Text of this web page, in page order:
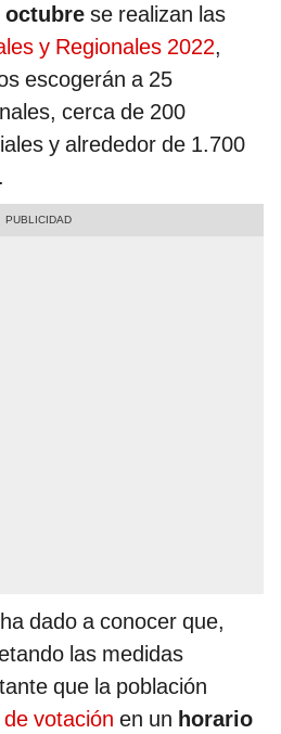
octubre se realizan las
y Regionales 2022,
escogerán a 25
cerca de 200
y alrededor de 1.700
ha dado a conocer que,
las medidas
que la población
votación en un horario